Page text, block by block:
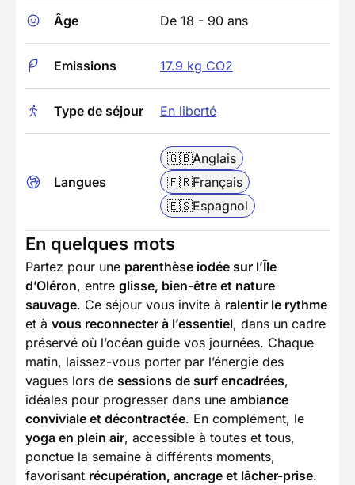
Âge De 18 - 90 ans
Emissions 17.9 kg CO2
Type de séjour En liberté
Langues
🇬🇧Anglais
🇫🇷Français
🇪🇸Espagnol
En quelques mots
Partez pour une parenthèse iodée sur l’Île
d’Oléron, entre glisse, bien-être et nature
sauvage. Ce séjour vous invite à ralentir le rythme
et à vous reconnecter à l’essentiel, dans un cadre
préservé où l’océan guide vos journées. Chaque
matin, laissez-vous porter par l’énergie des
vagues lors de sessions de surf encadrées,
idéales pour progresser dans une ambiance
conviviale et décontractée. En complément, le
yoga en plein air, accessible à toutes et tous,
ponctue la semaine à différents moments,
favorisant récupération, ancrage et lâcher-prise.